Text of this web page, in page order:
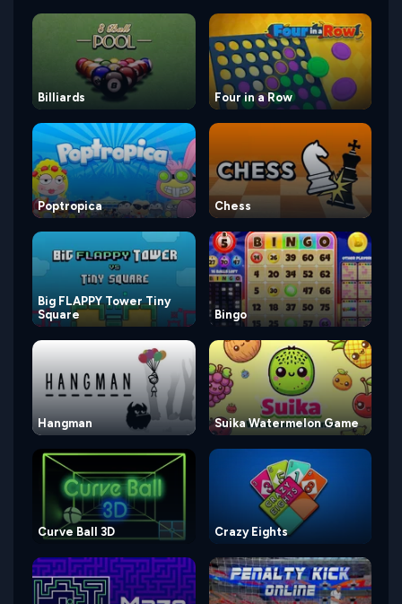
Billiards Four in a Row
Poptropica Chess
Big FLAPPY Tower Tiny
Square
Bingo
Hangman Suika Watermelon Game
Curve Ball 3D Crazy Eights